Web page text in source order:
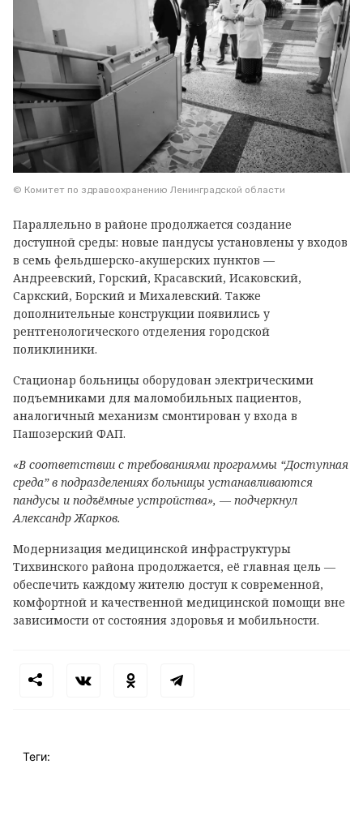
© Комитет по здравоохранению Ленинградской области
Параллельно в районе продолжается создание
доступной среды: новые пандусы установлены у входов
в семь фельдшерско-акушерских пунктов —
Андреевский, Горский, Красавский, Исаковский,
Саркский, Борский и Михалевский. Также
дополнительные конструкции появились у
рентгенологического отделения городской
поликлиники.
Стационар больницы оборудован электрическими
подъемниками для маломобильных пациентов,
аналогичный механизм смонтирован у входа в
Пашозерский ФАП.
«В соответствии с требованиями программы “Доступная
среда” в подразделениях больницы устанавливаются
пандусы и подъёмные устройства», — подчеркнул
Александр Жарков.
Модернизация медицинской инфраструктуры
Тихвинского района продолжается, её главная цель —
обеспечить каждому жителю доступ к современной,
комфортной и качественной медицинской помощи вне
зависимости от состояния здоровья и мобильности.
Теги: